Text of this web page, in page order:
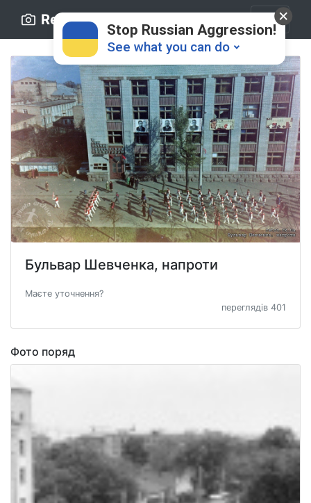
Retro.ck.ua
Бульвар Шевченка, напроти
Маєте уточнення?
переглядів 401
Фото поряд
Stop Russian Aggression!
See what you can do
Donate 💸
Support Ukraine ❤